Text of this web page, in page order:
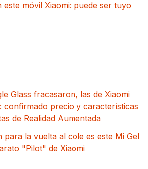
móvil Xiaomi: puede ser tuyo
Glass fracasaron, las de Xiaomi
confirmado precio y características
de Realidad Aumentada
para la vuelta al cole es este Mi Gel
"Pilot" de Xiaomi